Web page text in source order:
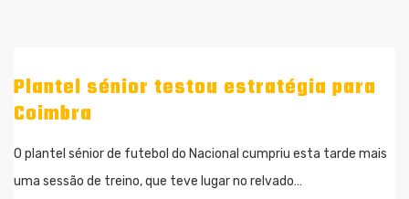
Plantel sénior testou estratégia para
Coimbra
O plantel sénior de futebol do Nacional cumpriu esta tarde mais
uma sessão de treino, que teve lugar no relvado…